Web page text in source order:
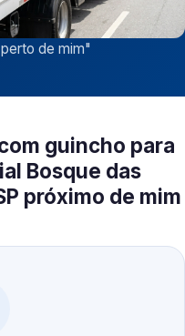
de mim"
guincho para
Bosque das
próximo de mim